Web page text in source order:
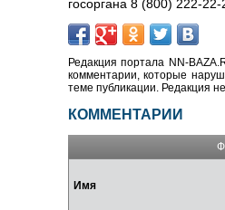
госоргана 8 (800) 222-22-
Редакция портала NN-
комментарии, которые
теме публикации. Редакция
КОММЕНТАРИИ
Имя